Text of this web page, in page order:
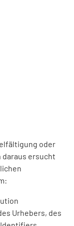
oder
daraus ersucht
Urhebers, des